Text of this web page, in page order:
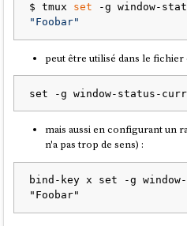
$ tmux set
"Foobar"
peut être utilisé dans le
mais aussi en configurant un
n'a pas trop de sens) :
bind-key x set -g